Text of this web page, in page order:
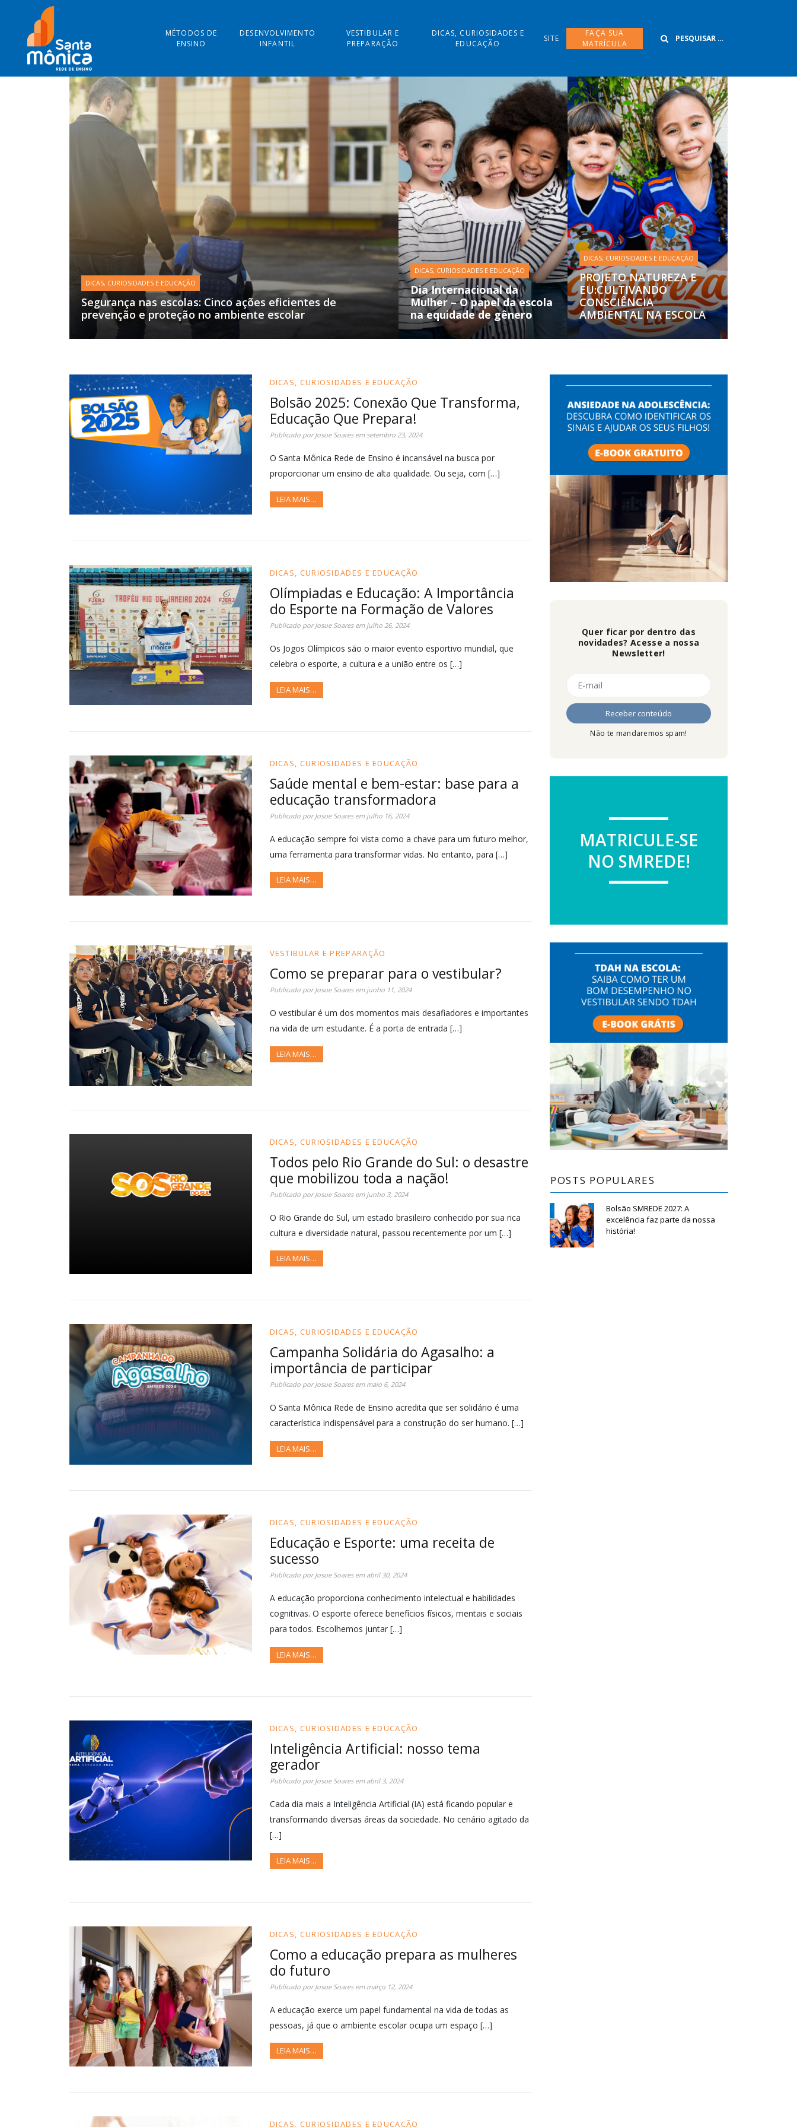
MÉTODOS DE
ENSINO
DESENVOLVIMENTO
INFANTIL
VESTIBULAR E
PREPARAÇÃO
DICAS, CURIOSIDADES E
EDUCAÇÃO
SITE
FAÇA SUA
MATRÍCULA
DICAS, CURIOSIDADES E EDUCAÇÃO
Segurança nas escolas: Cinco ações eficientes de
prevenção e proteção no ambiente escolar
DICAS, CURIOSIDADES E EDUCAÇÃO
Dia Internacional da
Mulher – O papel da escola
na equidade de gênero
DICAS, CURIOSIDADES E EDUCAÇÃO
PROJETO NATUREZA E
EU:CULTIVANDO
CONSCIÊNCIA
AMBIENTAL NA ESCOLA
DICAS, CURIOSIDADES E EDUCAÇÃO
Bolsão 2025: Conexão Que Transforma,
Educação Que Prepara!
Publicado porJosue Soaresemsetembro 23, 2024
O Santa Mônica Rede de Ensino é incansável na busca por
proporcionar um ensino de alta qualidade. Ou seja, com […]
LEIA MAIS…
DICAS, CURIOSIDADES E EDUCAÇÃO
Olímpiadas e Educação: A Importância
do Esporte na Formação de Valores
Publicado porJosue Soaresem julho 26, 2024
Os Jogos Olímpicos são o maior evento esportivo mundial, que
celebra o esporte, a cultura e a união entre os […]
LEIA MAIS…
DICAS, CURIOSIDADES E EDUCAÇÃO
Saúde mental e bem-estar: base para a
educação transformadora
Publicado porJosue Soaresem julho 16, 2024
A educação sempre foi vista como a chave para um futuro melhor,
uma ferramenta para transformar vidas. No entanto, para […]
LEIA MAIS…
VESTIBULAR E PREPARAÇÃO
Como se preparar para o vestibular?
Publicado porJosue Soaresem junho 11, 2024
O vestibular é um dos momentos mais desafiadores e importantes
na vida de um estudante. É a porta de entrada […]
LEIA MAIS…
DICAS, CURIOSIDADES E EDUCAÇÃO
Todos pelo Rio Grande do Sul: o desastre
que mobilizou toda a nação!
Publicado porJosue Soaresem junho 3, 2024
O Rio Grande do Sul, um estado brasileiro conhecido por sua rica
cultura e diversidade natural, passou recentemente por um […]
LEIA MAIS…
DICAS, CURIOSIDADES E EDUCAÇÃO
Campanha Solidária do Agasalho: a
importância de participar
Publicado porJosue Soaresem maio 6, 2024
O Santa Mônica Rede de Ensino acredita que ser solidário é uma
característica indispensável para a construção do ser humano. […]
LEIA MAIS…
DICAS, CURIOSIDADES E EDUCAÇÃO
Educação e Esporte: uma receita de
sucesso
Publicado porJosue Soaresem abril 30, 2024
A educação proporciona conhecimento intelectual e habilidades
cognitivas. O esporte oferece benefícios físicos, mentais e sociais
para todos. Escolhemos juntar […]
LEIA MAIS…
DICAS, CURIOSIDADES E EDUCAÇÃO
Inteligência Artificial: nosso tema
gerador
Publicado porJosue Soaresem abril 3, 2024
Cada dia mais a Inteligência Artificial (IA) está ficando popular e
transformando diversas áreas da sociedade. No cenário agitado da
[…]
LEIA MAIS…
DICAS, CURIOSIDADES E EDUCAÇÃO
Como a educação prepara as mulheres
do futuro
Publicado porJosue Soaresem março 12, 2024
A educação exerce um papel fundamental na vida de todas as
pessoas, já que o ambiente escolar ocupa um espaço […]
LEIA MAIS…
DICAS, CURIOSIDADES E EDUCAÇÃO
Quer ficar por dentro das
novidades? Acesse a nossa
Newsletter!
Não te mandaremos spam!
MATRICULE-SE
NO SMREDE!
POSTS POPULARES
Bolsão SMREDE 2027: A
excelência faz parte da nossa
história!